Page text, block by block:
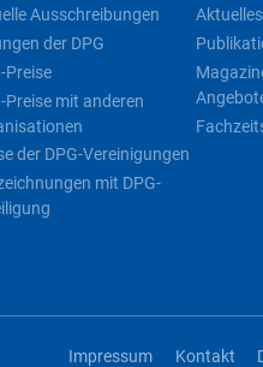
Ausschreibungen
der DPG
Preise
Preise mit anderen
der DPG-Vereinigungen
mit DPG-
Aktuelles
Impressum Kontakt